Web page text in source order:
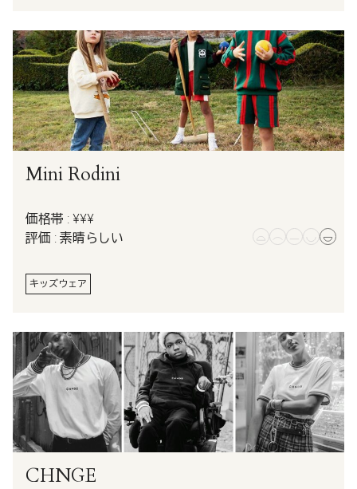
Mini Rodini
価格帯 : ¥¥¥
評価 : 素晴らしい
キッズウェア
CHNGE